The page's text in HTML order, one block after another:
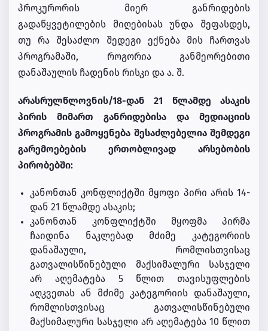
პროკურორის მიერ განრიდების
გადაწყვეტილების მიღებისას უნდა შეფასდეს,
თუ რა შესაძლო შედეგი ექნება მის ჩართვას
პროგრამაში, როგორია განმეორებითი
დანაშაულის ჩადენის რისკი და ა. შ.
არასრულწლოვნის/18-დან 21 წლამდე ასაკის
პირის მიმართ განრიდებისა და მედიაციის
პროგრამის გამოყენება შესაძლებელია შემდეგი
გარემოებების ერთობლივად არსებობის
პირობებში:
კანონთან კონფლიქტში მყოფი პირი არის 14-
დან 21 წლამდე ასაკის;
კანონთან კონფლიქტში მყოფმა პირმა
ჩაიდინა ნაკლებად მძიმე კატეგორიის
დანაშაული, რომლისთვისაც
გათვალისწინებული მაქსიმალური სასჯელი
არ აღემატება 5 წლით თავისუფლების
აღკვეთას ან მძიმე კატეგორიის დანაშაული,
რომლისთვისაც გათვალისწინებული
მაქსიმალური სასჯელი არ აღემატება 10 წლით